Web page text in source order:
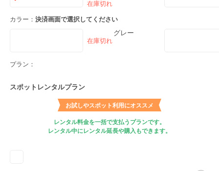
カラー： 決済画面で選択してください
グレー
プラン：
スポットレンタルプラン
お試しやスポット利用にオススメ
レンタル料金を一括で支払うプランです。
レンタル中にレンタル延長や購入もできます。